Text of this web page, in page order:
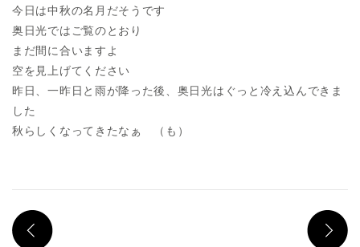
今日は中秋の名月だそうです
奥日光ではご覧のとおり
まだ間に合いますよ
空を見上げてください
昨日、一昨日と雨が降った後、奥日光はぐっと冷え込んできま
した
秋らしくなってきたなぁ （も）